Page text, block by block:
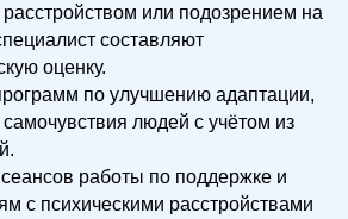
расстройством или подозрением на
составляют
оценку.
по улучшению адаптации,
людей с учётом из
работы по поддержке и
с психическими расстройствами